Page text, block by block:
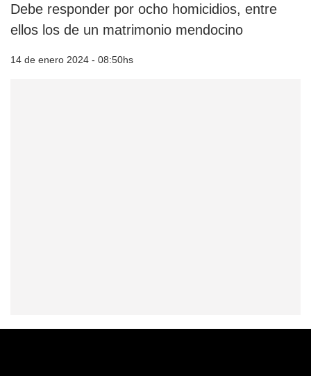
Debe responder por ocho homicidios, entre
ellos los de un matrimonio mendocino
14 de enero 2024 - 08:50hs